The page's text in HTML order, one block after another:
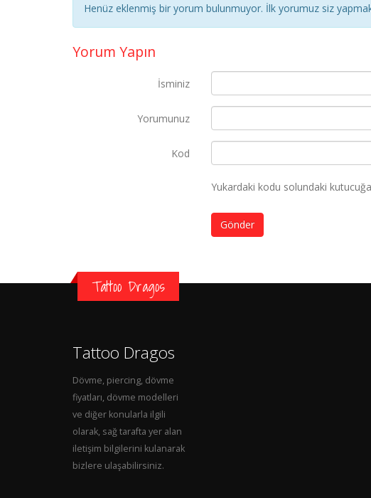
Henüz eklenmiş bir yorum bulunmuyor. İlk yorumuz siz
Yorum Yapın
İsminiz
Yorumunuz
Kod
Yukardaki kodu solundaki
Gönder
Tattoo Dragos
Tattoo Dragos
Dövme, piercing, dövme
fiyatları, dövme modelleri
ve diğer konularla ilgili
olarak, sağ tarafta yer alan
iletişim bilgilerini kulanarak
bizlere ulaşabilirsiniz.